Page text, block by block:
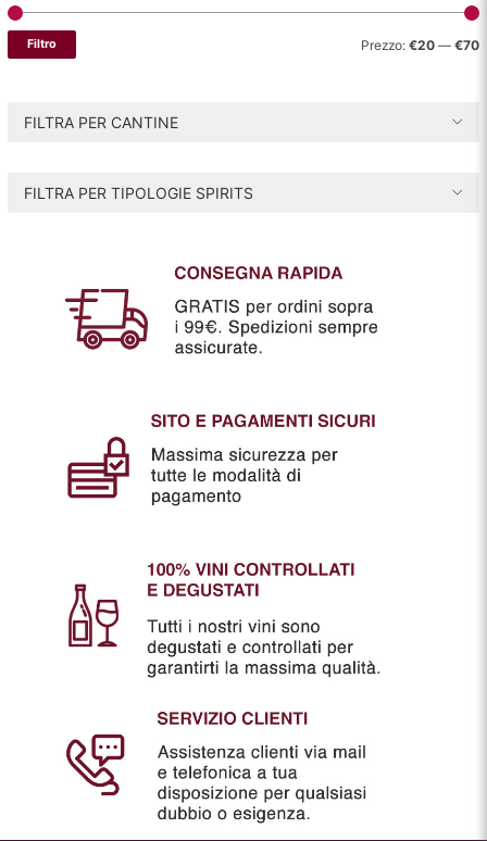
PP
Filtro Prezzo: €20— €70
FILTRA PER CANTINE
FILTRA PER TIPOLOGIE SPIRITS